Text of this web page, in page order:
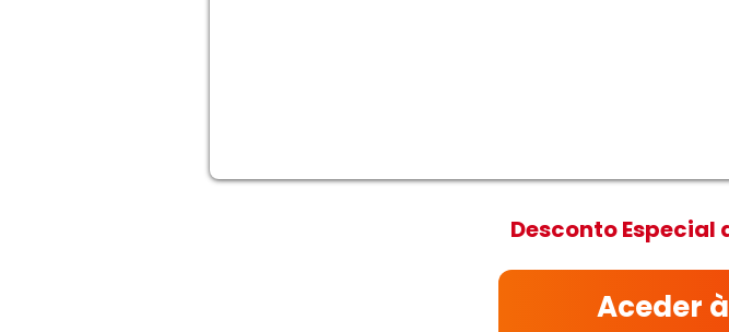
Desconto Especial
Aceder